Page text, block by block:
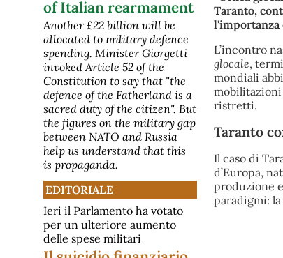
of Italian rearmament
Another £22 billion will be
allocated to military defence
spending. Minister Giorgetti
invoked Article 52 of the
Constitution to say that "the
defence of the Fatherland is a
sacred duty of the citizen". But
the figures on the military gap
between NATO and Russia
help us understand that this
is propaganda.
EDITORIALE
Ieri il Parlamento ha votato
per un ulteriore aumento
delle spese militari
Taranto,
l'importanza
L’incontro
glocale,
mondiali
mobilitazioni
ristretti.
Taranto
Il caso di
d’Europa,
produzione
paradigmi: